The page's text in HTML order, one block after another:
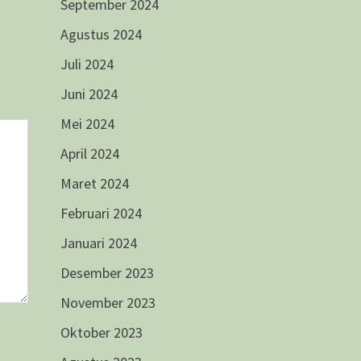
September 2024
Agustus 2024
Juli 2024
Juni 2024
Mei 2024
April 2024
Maret 2024
Februari 2024
Januari 2024
Desember 2023
November 2023
Oktober 2023